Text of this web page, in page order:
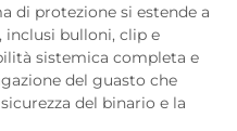
di protezione si estende a
bulloni, clip e
sistemica completa e
del guasto che
del binario e la